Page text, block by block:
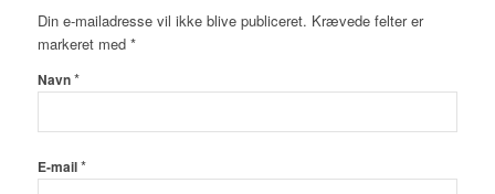
Din e-mailadresse vil ikke blive publiceret. Krævede felter er
markeret med *
Navn*
E-mail*